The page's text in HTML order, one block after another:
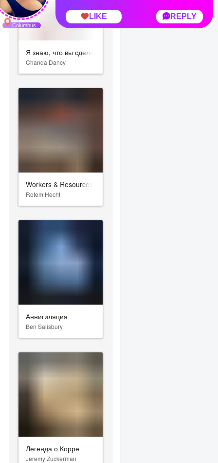
Я знаю, что вы сделали прошлым летом
Chanda Dancy
Workers & Resources: Soviet Republic
Rotem Hecht
Аннигиляция
Ben Salisbury
Легенда о Корре
Jeremy Zuckerman